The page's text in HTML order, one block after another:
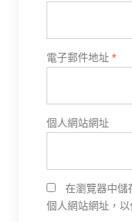
電子郵件地址 *
個人網站網址
在瀏覽器中儲
個人網站網址，